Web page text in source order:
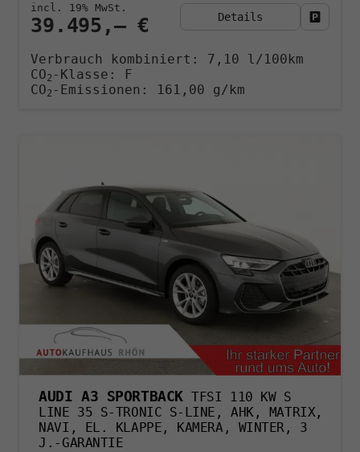
39.495,– €
incl. 19% MwSt.
Details
Verbrauch kombiniert: 7,10 l/100km
CO2 -Klasse:
F
CO2 -Emissionen: 161,00 g/km
AUDI A3 SPORTBACK TFSI 110 KW S
LINE 35 S-TRONIC S-LINE, AHK, MATRIX,
NAVI, EL. KLAPPE, KAMERA, WINTER, 3
J.-GARANTIE